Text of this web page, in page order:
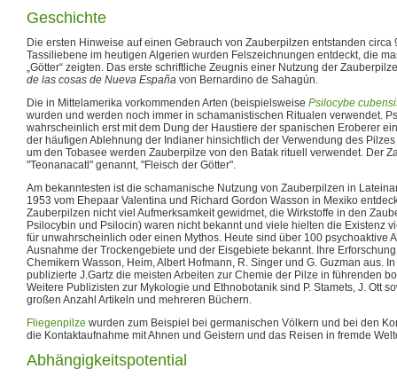
Geschichte
Die ersten Hinweise auf einen Gebrauch von Zauberpilzen entstanden circa
Tassiliebene im heutigen Algerien wurden Felszeichnungen entdeckt, die
„Götter“ zeigten. Das erste schriftliche Zeugnis einer Nutzung der
de las cosas de Nueva España von Bernardino de Sahagún.
Die in Mittelamerika vorkommenden Arten (beispielsweise Psilocybe
wurden und werden noch immer in schamanistischen Ritualen verwendet.
wahrscheinlich erst mit dem Dung der Haustiere der spanischen Eroberer
der häufigen Ablehnung der Indianer hinsichtlich der Verwendung des
um den Tobasee werden Zauberpilze von den Batak rituell verwendet. Der
"Teonanacatl" genannt, "Fleisch der Götter".
Am bekanntesten ist die schamanische Nutzung von Zauberpilzen in
1953 vom Ehepaar Valentina und Richard Gordon Wasson in Mexiko
Zauberpilzen nicht viel Aufmerksamkeit gewidmet, die Wirkstoffe in den
Psilocybin und Psilocin) waren nicht bekannt und viele hielten die Existenz
für unwahrscheinlich oder einen Mythos. Heute sind über 100 psychoaktive
Ausnahme der Trockengebiete und der Eisgebiete bekannt. Ihre
Chemikern Wasson, Heim, Albert Hofmann, R. Singer und G. Guzman aus.
publizierte J.Gartz die meisten Arbeiten zur Chemie der Pilze in führenden
Weitere Publizisten zur Mykologie und Ethnobotanik sind P. Stamets, J. Ott
großen Anzahl Artikeln und mehreren Büchern.
Fliegenpilze wurden zum Beispiel bei germanischen Völkern und bei den
die Kontaktaufnahme mit Ahnen und Geistern und das Reisen in fremde
Abhängigkeitspotential